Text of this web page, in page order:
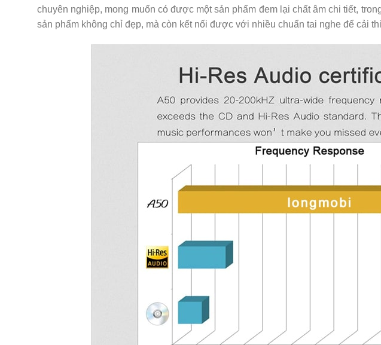
chuyên nghiệp, mong muốn có được một sản phẩm đem lại chất âm chi tiết,
sản phẩm không chỉ đẹp, mà còn kết nối được với nhiều chuẩn tai nghe để cải